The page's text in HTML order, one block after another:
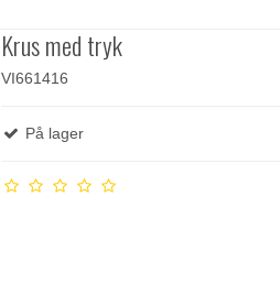
Krus med tryk
VI661416
På lager